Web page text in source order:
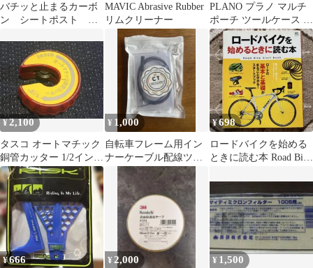
バチッと止まるカーボ
ン シートポスト 滑
止めペースト【少量】
MAVIC Abrasive Rubber
リムクリーナー
PLANO プラノ マルチ
ポーチ ツールケース 釣
り アウトドア DIY小物
入れ
¥2,100
タスコ オートマチック
銅管カッター 1/2インチ
TA560MG-4
¥ 1,000
自転車フレーム用イン
ナーケーブル配線ツー
ル 強力マグネット付き
¥698
ロードバイクを始める
ときに読む本 Road Bike
¥666 ¥ 2,000 ¥ 1,500